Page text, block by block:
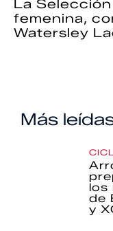
La
femenina,
Watersley
Más
los
de
y